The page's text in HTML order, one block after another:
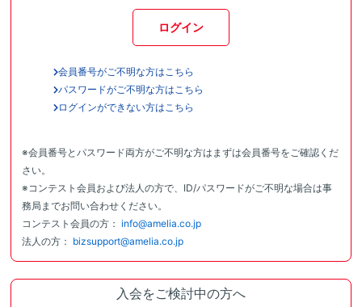
ログイン
会員番号がご不明な方はこちら
パスワードがご不明な方はこちら
ログインができない方はこちら
※会員番号とパスワード両方がご不明な方はまずは会員番号をご確認くだ
さい。
※コンテスト会員および法人の方で、ID/パスワードがご不明な場合は事
務局までお問い合わせください。
コンテスト会員の方： info@amelia.co.jp
法人の方： bizsupport@amelia.co.jp
入会をご検討中の方へ